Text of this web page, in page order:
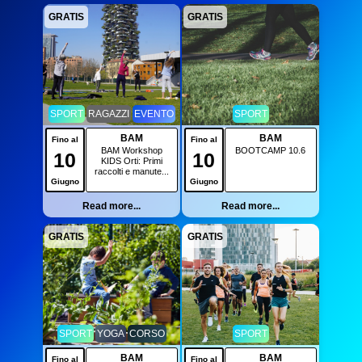
GRATIS
SPORT RAGAZZI EVENTO
Fino al
10
Giugno
BAM
BAM Workshop
KIDS Orti: Primi
raccolti e manute...
Read more...
GRATIS
SPORT
Fino al
10
Giugno
BAM
BOOTCAMP 10.6
Read more...
GRATIS
SPORT YOGA CORSO
Fino al BAM
GRATIS
SPORT
Fino al BAM